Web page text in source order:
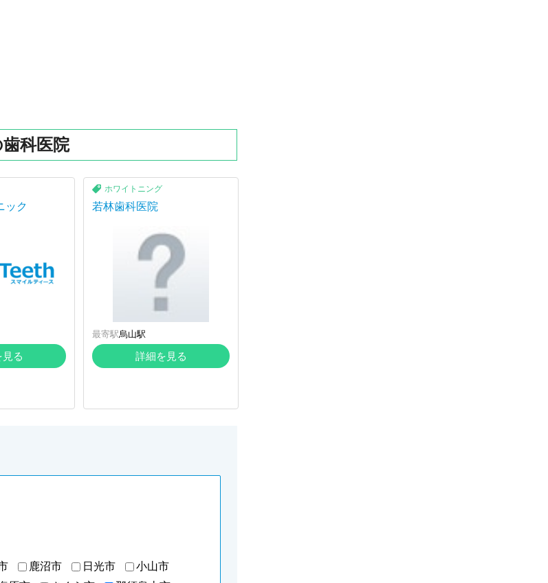
科医院
ック
る
ホワイトニング
若林歯科医院
最寄駅烏山駅
詳細を見る
鹿沼市 日光市
小山市